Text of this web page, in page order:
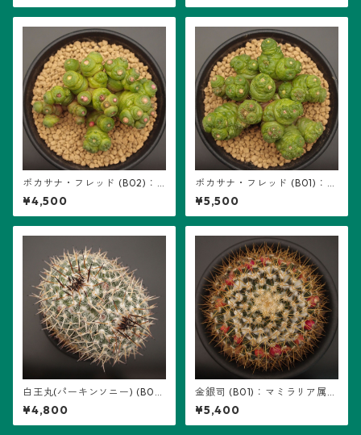
ボカサナ・フレッド (B02)：
マミラリア属 ※実生
¥4,500
ボカサナ・フレッド (B01)：マ
ミラリア属 ※実生
¥5,500
白王丸(パーキンソニー) (B0
1)：マミラリア属 ※実生
¥4,800
金銀司 (B01)：マミラリア属
※実生
¥5,400